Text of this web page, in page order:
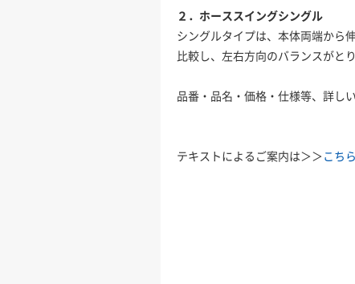
２．ホーススイングシングル
シングルタイプは、本体両端から
比較し、左右方向のバランスがと
品番・品名・価格・仕様等、詳し
テキストによるご案内は＞＞こち